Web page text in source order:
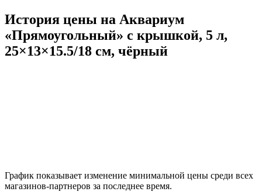
История цены на Аквариум
«Прямоугольный» с крышкой, 5 л,
25×13×15.5/18 см, чёрный
График показывает изменение минимальной цены среди всех
магазинов-партнеров за последнее время.